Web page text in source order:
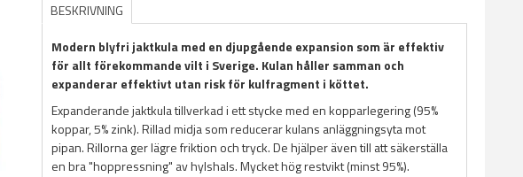
BESKRIVNING
Modern blyfri jaktkula med en djupgående expansion som är effektiv
för allt förekommande vilt i Sverige. Kulan håller samman och
expanderar effektivt utan risk för kulfragment i köttet.
Expanderande jaktkula tillverkad i ett stycke med en kopparlegering (95%
koppar, 5% zink). Rillad midja som reducerar kulans anläggningsyta mot
pipan. Rillorna ger lägre friktion och tryck. De hjälper även till att säkerställa
en bra "hoppressning" av hylshals. Mycket hög restvikt (minst 95%).